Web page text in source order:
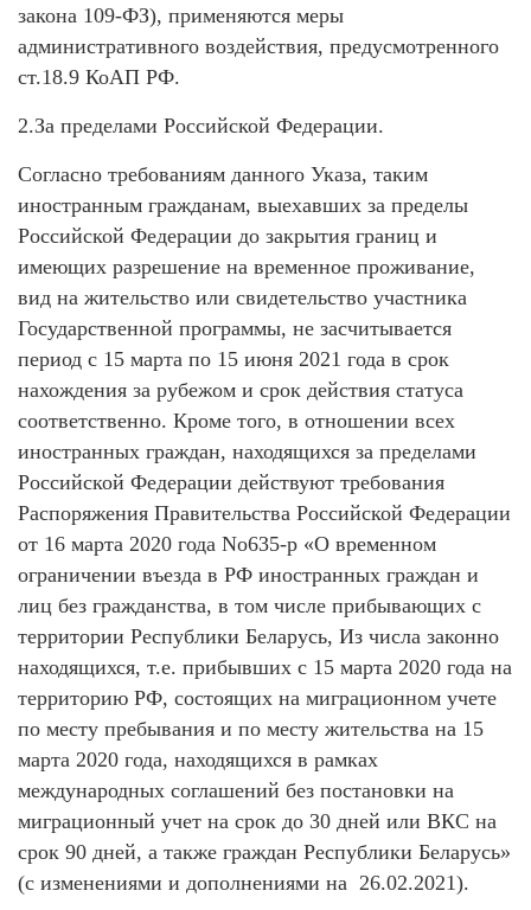
закона 109-ФЗ), применяются меры
административного воздействия, предусмотренного
ст.18.9 КоАП РФ.
2.За пределами Российской Федерации.
Согласно требованиям данного Указа, таким
иностранным гражданам, выехавших за пределы
Российской Федерации до закрытия границ и
имеющих разрешение на временное проживание,
вид на жительство или свидетельство участника
Государственной программы, не засчитывается
период с 15 марта по 15 июня 2021 года в срок
нахождения за рубежом и срок действия статуса
соответственно. Кроме того, в отношении всех
иностранных граждан, находящихся за пределами
Российской Федерации действуют требования
Распоряжения Правительства Российской Федерации
от 16 марта 2020 года No635-р «О временном
ограничении въезда в РФ иностранных граждан и
лиц без гражданства, в том числе прибывающих с
территории Республики Беларусь, Из числа законно
находящихся, т.е. прибывших с 15 марта 2020 года на
территорию РФ, состоящих на миграционном учете
по месту пребывания и по месту жительства на 15
марта 2020 года, находящихся в рамках
международных соглашений без постановки на
миграционный учет на срок до 30 дней или ВКС на
срок 90 дней, а также граждан Республики Беларусь»
(с изменениями и дополнениями на 26.02.2021).